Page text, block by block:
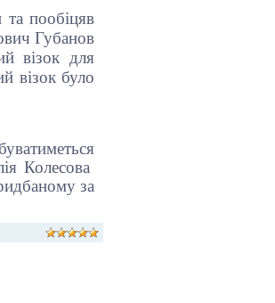
пообіцяв
Губанов
візок для
візок було
Колесова
за